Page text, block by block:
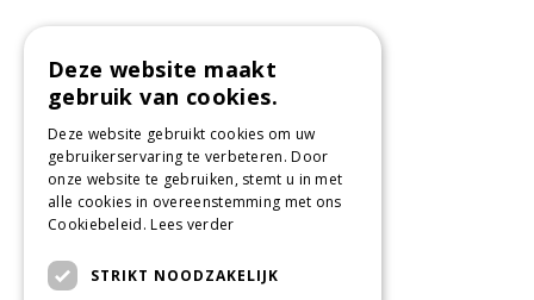
Deze website maakt
gebruik van cookies.
Deze website gebruikt cookies om uw
gebruikerservaring te verbeteren. Door
onze website te gebruiken, stemt u in met
alle cookies in overeenstemming met ons
Cookiebeleid.Lees verder
STRIKT NOODZAKELIJK